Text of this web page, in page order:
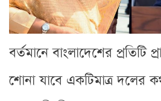
বর্তমানে বাংলাদেশের প্রতিটি
শোনা যাবে একটিমাত্র দলের